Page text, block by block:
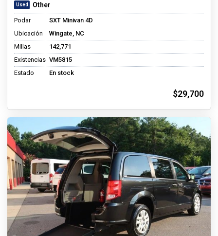
Other
Podar
SXT Minivan 4D
Ubicación
Wingate, NC
Millas
142,771
Existencias VM5815
Estado
En stock
$29,700